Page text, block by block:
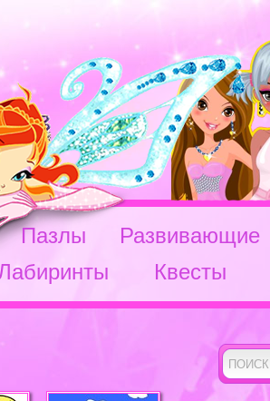
Пазлы Развивающие
Квесты